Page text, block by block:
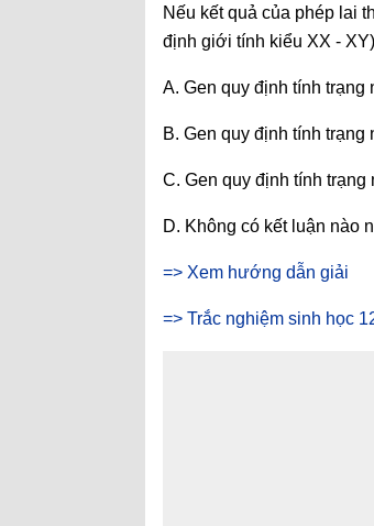
Nếu kết quả của phép lai
định giới tính kiểu XX -
A. Gen quy định tính
B. Gen quy định tính trạng
C. Gen quy định tính trạng
D. Không có kết luận nào
=> Xem hướng dẫn giải
=> Trắc nghiệm sinh học